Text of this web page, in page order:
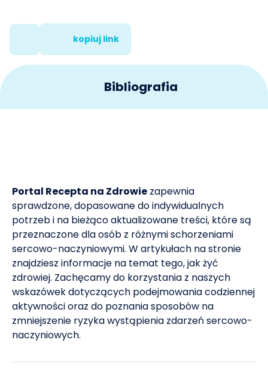
kopiuj link
Bibliografia
2
Chilińska-Kopko, E., Kopko, Sz., Dzięcioł-Anikiej, Z.,
Kaniewska, K. Aktywność fizyczna jako profilaktyka
pierwotna i wtórna schorzeń układu sercowo-
naczyniowego.
3
Makowiecka-Dąbrowska, T. Zagrożenia wynikające z
pracy siedzącej. XXI Sympozjum „Higiena pracy –
aktualne problemy”, Łódź 22-24 września 2021 r.
Portal Recepta na Zdrowie zapewnia
sprawdzone, dopasowane do indywidualnych
potrzeb i na bieżąco aktualizowane treści, które są
przeznaczone dla osób z różnymi schorzeniami
sercowo-naczyniowymi. W artykułach na stronie
znajdziesz informacje na temat tego, jak żyć
zdrowiej. Zachęcamy do korzystania z naszych
wskazówek dotyczących podejmowania codziennej
aktywności oraz do poznania sposobów na
zmniejszenie ryzyka wystąpienia zdarzeń sercowo-
naczyniowych.